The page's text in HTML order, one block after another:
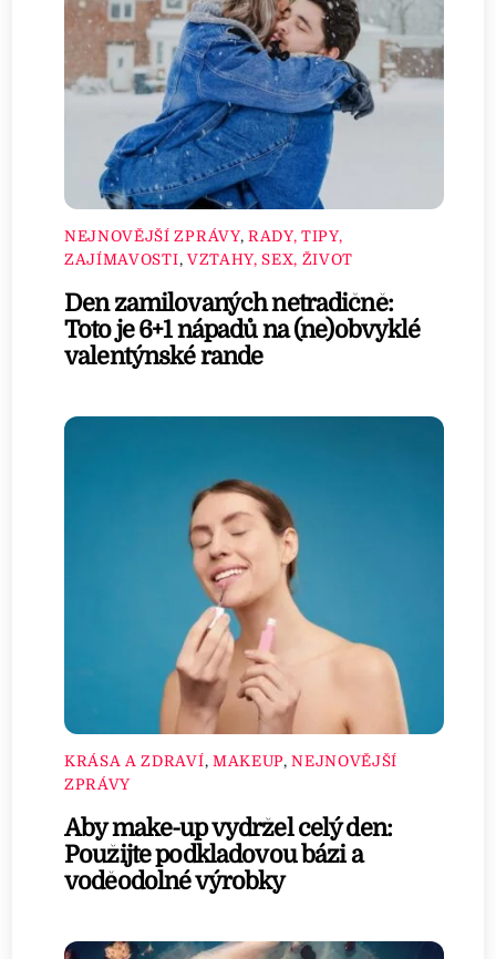
NEJNOVĚJŠÍ ZPRÁVY, RADY, TIPY,
ZAJÍMAVOSTI, VZTAHY, SEX, ŽIVOT
Den zamilovaných netradičně:
Toto je 6+1 nápadů na (ne)obvyklé
valentýnské rande
KRÁSA A ZDRAVÍ, MAKEUP,NEJNOVĚJŠÍ
ZPRÁVY
Aby make-up vydržel celý den:
Použijte podkladovou bázi a
voděodolné výrobky